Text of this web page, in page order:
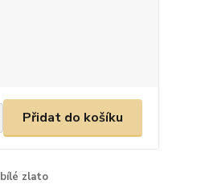
Přidat do košíku
bílé zlato